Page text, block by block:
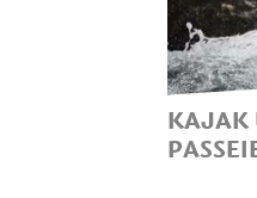
KAJAK